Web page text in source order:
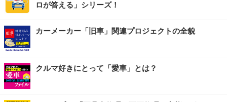
ロが答える」シリーズ！
カーメーカー「旧車」関連プロジェクトの全貌
クルマ好きにとって「愛車」とは？